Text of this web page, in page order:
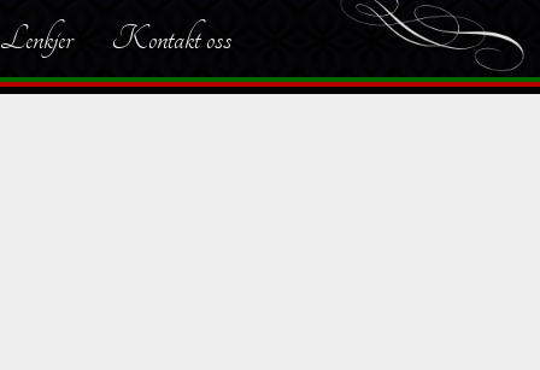
Lenkjer Kontakt oss